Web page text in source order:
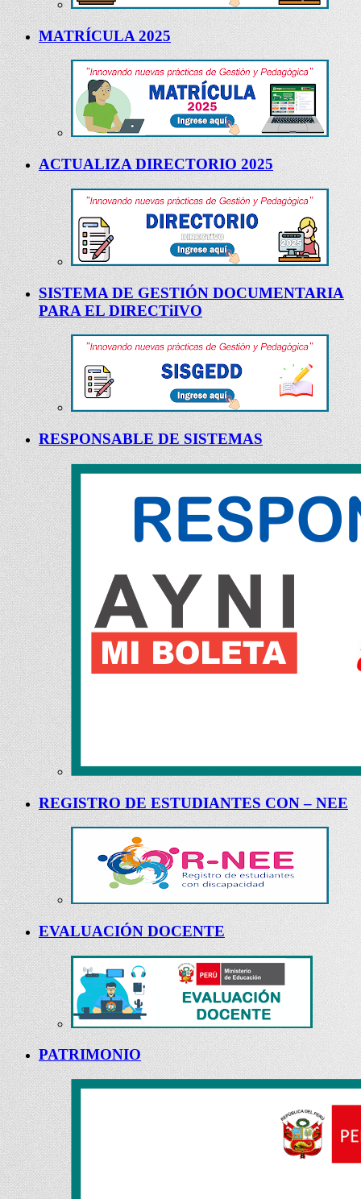
MATRÍCULA 2025
ACTUALIZA DIRECTORIO 2025
SISTEMA DE GESTIÓN DOCUMENTARIA
PARA EL DIRECTiIVO
RESPONSABLE DE SISTEMAS
REGISTRO DE ESTUDIANTES CON – NEE
EVALUACIÓN DOCENTE
PATRIMONIO